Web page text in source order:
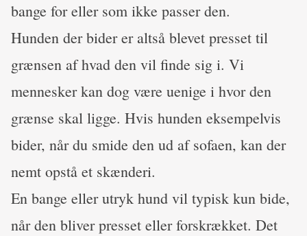
bange for eller som ikke passer den.
Hunden der bider er altså blevet presset til
grænsen af hvad den vil finde sig i. Vi
mennesker kan dog være uenige i hvor den
grænse skal ligge. Hvis hunden eksempelvis
bider, når du smide den ud af sofaen, kan der
nemt opstå et skænderi.
En bange eller utryk hund vil typisk kun bide,
når den bliver presset eller forskrækket. Det